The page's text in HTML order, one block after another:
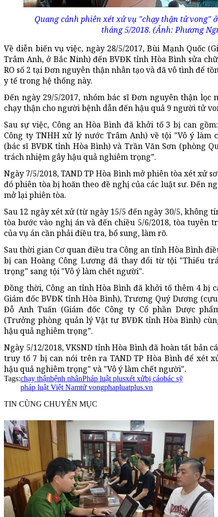
Quang cảnh phiên xét xử vụ "chạy thận tử vong"
tháng 5/2018. (Ảnh: Phương
Về diễn biến vụ việc, ngày 28/5/2017, Bùi Mạnh Quốc
Trâm Anh, ở Bắc Ninh) đến BVĐK tỉnh Hòa Bình sửa
RO số 2 tại Đơn nguyên thận nhân tạo và đã vô tình để
y tế trong hệ thống này.
Đến ngày 29/5/2017, nhóm bác sĩ Đơn nguyên thận lọc
chạy thận cho người bệnh dẫn đến hậu quả 9 người tử
Sau sự việc, Công an Hòa Bình đã khởi tố 3 bị can
Công ty TNHH xử lý nước Trâm Anh) về tội "Vô ý làm
(bác sĩ BVĐK tỉnh Hòa Bình) và Trần Văn Sơn (phòng
trách nhiệm gây hậu quả nghiêm trọng”.
Ngày 7/5/2018, TAND TP Hòa Bình mở phiên tòa xét xử
đó phiên tòa bị hoãn theo đề nghị của các luật sư. Đến
mở lại phiên tòa.
Sau 12 ngày xét xử (từ ngày 15/5 đến ngày 30/5, không
tòa bước vào nghị án và đến chiều 5/6/2018, tòa tuyên
của vụ án cần phải điều tra, bổ sung, làm rõ.
Sau thời gian Cơ quan điều tra Công an tỉnh Hòa Bình
bị can Hoàng Công Lương đã thay đổi từ tội "Thiếu
trọng" sang tội "Vô ý làm chết người".
Đồng thời, Công an tỉnh Hòa Bình đã khởi tố thêm 4 bị
Giám đốc BVĐK tỉnh Hòa Bình), Trương Quý Dương
Đỗ Anh Tuấn (Giám đốc Công ty Cổ phần Dược
(Trưởng phòng quản lý Vật tư BVĐK tỉnh Hòa Bình)
hậu quả nghiêm trọng”.
Ngày 5/12/2018, VKSND tỉnh Hòa Bình đã hoàn tất bản
truy tố 7 bị can nói trên ra TAND TP Hòa Bình để xét
hậu quả nghiêm trọng" và "Vô ý làm chết người".
Tags:chạy thậnbệnh nhânPháp luật plusxét xửbị cáobác sỹ
pháp luật Việt Namtử vongphapluatplus.vn
TIN CÙNG CHUYÊN MỤC